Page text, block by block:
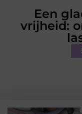
Een
vrijheid: